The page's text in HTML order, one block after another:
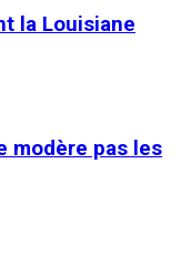
la Louisiane
modère pas les